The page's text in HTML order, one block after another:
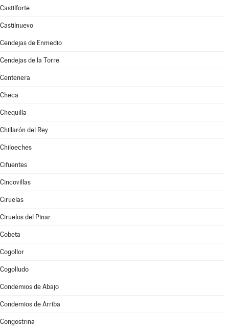
Castilforte
Castilnuevo
Cendejas de Enmedio
Cendejas de la Torre
Centenera
Checa
Chequilla
Chillarón del Rey
Chiloeches
Cifuentes
Cincovillas
Ciruelas
Ciruelos del Pinar
Cobeta
Cogollor
Cogolludo
Condemios de Abajo
Condemios de Arriba
Congostrina